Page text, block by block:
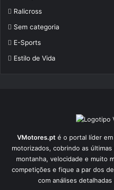
Ralicross
Sem categoria
E-Sports
Estilo de Vida
VMotores.pt é o portal líder
motorizados, cobrindo as
montanha, velocidade e muito
competições e fique a par dos
com análises